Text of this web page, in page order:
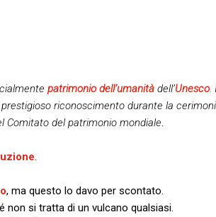
patrimonio dell’umanità dell’Unesco.
riconoscimento durante la
Comitato del patrimonio mondiale.
.
, ma questo lo davo per scontato.
non si tratta di un vulcano qualsiasi.